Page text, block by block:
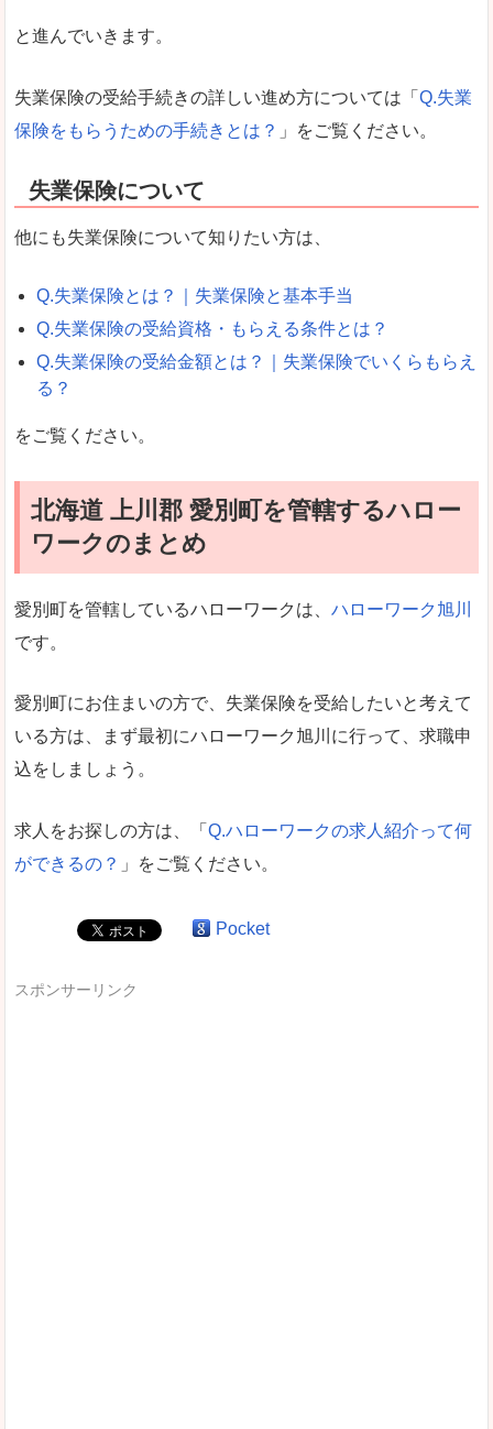
と進んでいきます。
失業保険の受給手続きの詳しい進め方については「 Q.失業
保険をもらうための手続きとは？ 」をご覧ください。
失業保険について
他にも失業保険について知りたい方は、
Q.失業保険とは？｜失業保険と基本手当
Q.失業保険の受給資格・もらえる条件とは？
Q.失業保険の受給金額とは？｜失業保険でいくらもらえ
る？
をご覧ください。
北海道 上川郡 愛別町を管轄するハロー
ワークのまとめ
愛別町を管轄しているハローワークは、 ハローワーク旭川
です。
愛別町にお住まいの方で、失業保険を受給したいと考えて
いる方は、まず最初にハローワーク旭川に行って、求職申
込をしましょう。
求人をお探しの方は、「 Q.ハローワークの求人紹介って何
ができるの？ 」をご覧ください。
Pocket
スポンサーリンク